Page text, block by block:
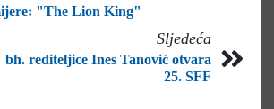
"The Lion King"
Sljedeća
rediteljice Ines Tanović otvara
25. SFF